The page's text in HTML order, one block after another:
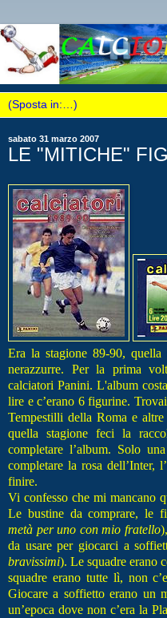
sabato 31 marzo 2007
LE "MITICHE"
Era la stagione 89-90,
nerazzurre. Per la prima
calciatori Panini. L'album
lire e c’erano 6 figurine.
Tempestilli della Roma e
quella stagione feci la
completare l’album. Solo
completare la rosa dell’Inter,
finire.
Vi confesso che mi mancano
Le bustine da comprare, le
metà per uno con mio fratello
da usare per giocarci a
bravissimi). Le squadre erano
squadre erano tutte lì, non
Giocare a soffietto erano un
un’epoca dove non c’era la